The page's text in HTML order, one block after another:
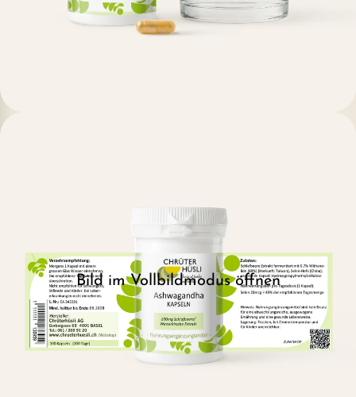
Bild im Vollbildmodus öffnen